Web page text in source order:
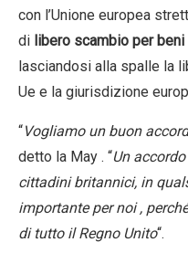
con l’Unione europea
di libero scambio per
lasciandosi alla spalle la
Ue e la giurisdizione
“Vogliamo un buon
detto la May . “Un
cittadini britannici, in
importante per noi ,
di tutto il Regno Unito“.